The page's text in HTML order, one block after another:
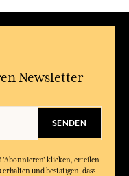
Newsletter
SENDEN
'Abonnieren' klicken, erteilen
und bestätigen, dass